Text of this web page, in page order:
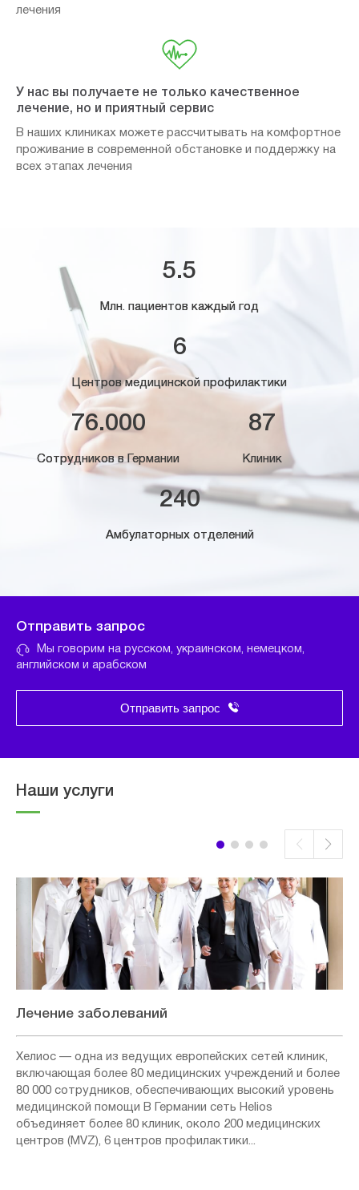
лечения
У нас вы получаете не только качественное
лечение, но и приятный сервис
В наших клиниках можете рассчитывать на комфортное
проживание в современной обстановке и поддержку на
всех этапах лечения
5.5
Млн. пациентов каждый год
6
Центров медицинской профилактики
76.000
Сотрудников в Германии
87
Клиник
240
Амбулаторных отделений
Отправить запрос
Мы говорим на русском, украинском, немецком,
английском и арабском
Отправить запрос
Наши услуги
Лечение заболеваний
Хелиос — одна из ведущих европейских сетей клиник,
включающая более 80 медицинских учреждений и более
80 000 сотрудников, обеспечивающих высокий уровень
медицинской помощи В Германии сеть Helios
объединяет более 80 клиник, около 200 медицинских
центров (MVZ), 6 центров профилактики...